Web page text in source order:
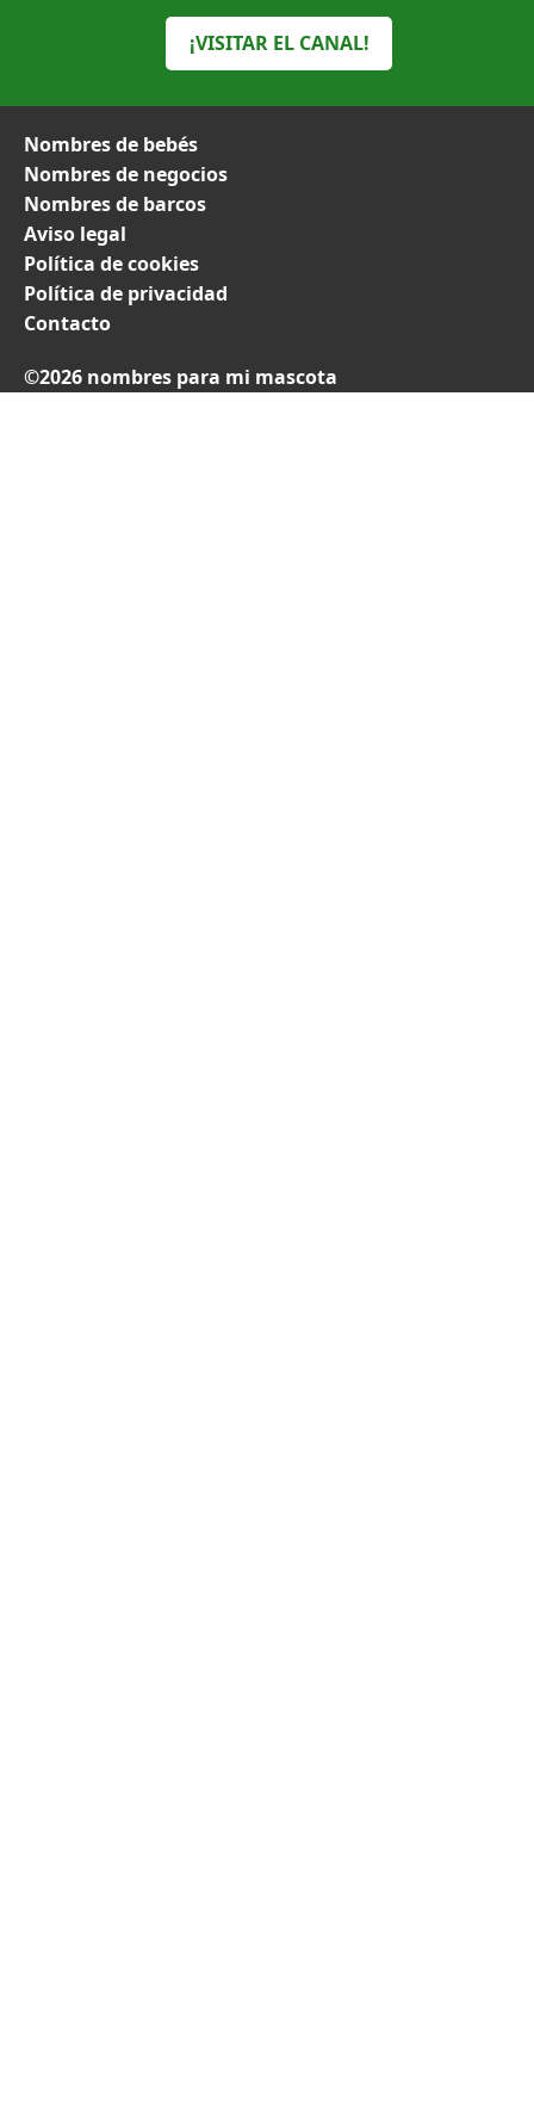
¡VISITAR EL CANAL!
Nombres de bebés
Nombres de negocios
Nombres de barcos
Aviso legal
Política de cookies
Política de privacidad
Contacto
©2026 nombres para mi mascota